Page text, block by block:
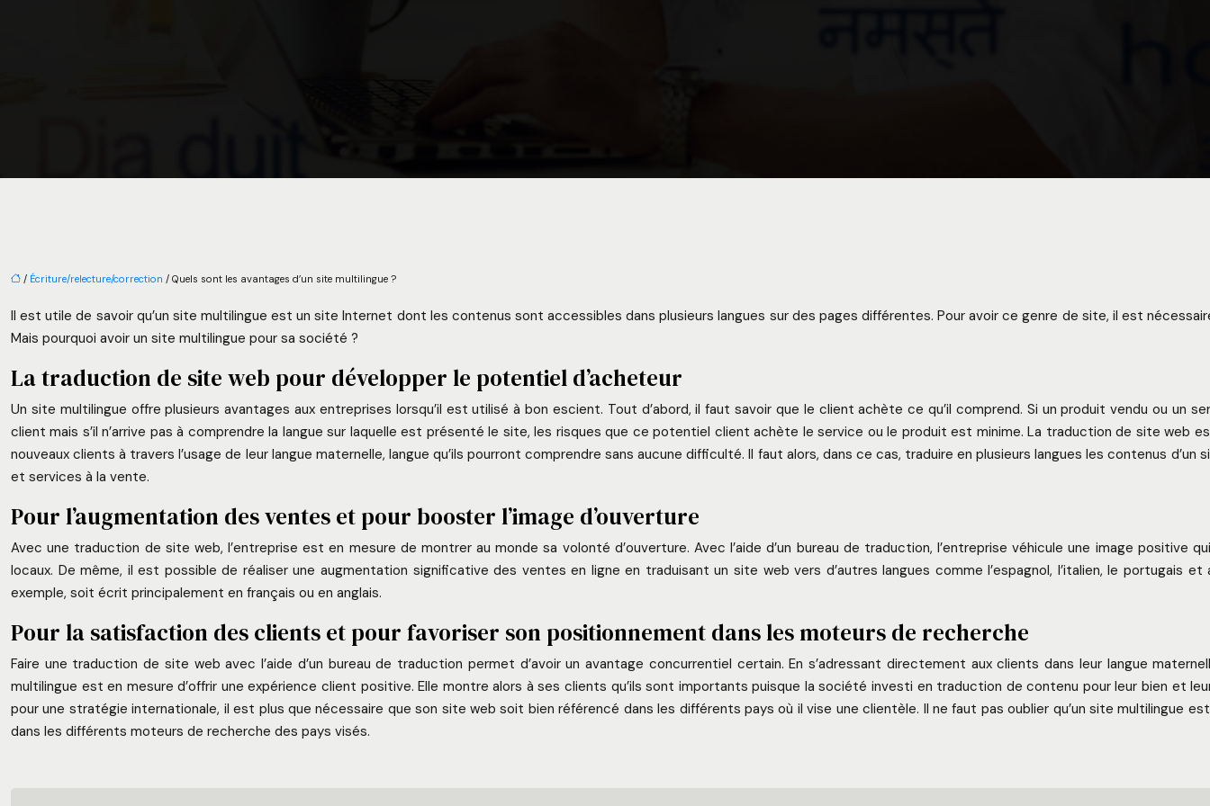
/ Écriture/relecture/correction / Quels sont les avantages d’un site multilingue ?
Il est utile de savoir qu’un site multilingue est un site Internet dont les contenus sont accessibles dans plusieurs langues sur des pages différentes. Pour avoir ce genre de site, il est
Mais pourquoi avoir un site multilingue pour sa société ?
La traduction de site web pour développer le potentiel d’acheteur
Un site multilingue offre plusieurs avantages aux entreprises lorsqu’il est utilisé à bon escient. Tout d’abord, il faut savoir que le client achète ce qu’il comprend. Si un produit vendu ou un
client mais s’il n’arrive pas à comprendre la langue sur laquelle est présenté le site, les risques que ce potentiel client achète le service ou le produit est minime. La traduction de site web
nouveaux clients à travers l’usage de leur langue maternelle, langue qu’ils pourront comprendre sans aucune difficulté. Il faut alors, dans ce cas, traduire en plusieurs langues les contenus
et services à la vente.
Pour l’augmentation des ventes et pour booster l’image d’ouverture
Avec une traduction de site web, l’entreprise est en mesure de montrer au monde sa volonté d’ouverture. Avec l’aide d’un bureau de traduction, l’entreprise véhicule une image positive
locaux. De même, il est possible de réaliser une augmentation significative des ventes en ligne en traduisant un site web vers d’autres langues comme l’espagnol, l’italien, le portugais
exemple, soit écrit principalement en français ou en anglais.
Pour la satisfaction des clients et pour favoriser son positionnement dans les moteurs de recherche
Faire une traduction de site web avec l’aide d’un bureau de traduction permet d’avoir un avantage concurrentiel certain. En s’adressant directement aux clients dans leur langue
multilingue est en mesure d’offrir une expérience client positive. Elle montre alors à ses clients qu’ils sont importants puisque la société investi en traduction de contenu pour leur bien et
pour une stratégie internationale, il est plus que nécessaire que son site web soit bien référencé dans les différents pays où il vise une clientèle. Il ne faut pas oublier qu’un site multilingue
dans les différents moteurs de recherche des pays visés.